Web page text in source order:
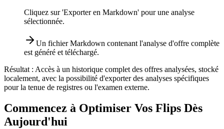
Cliquez sur 'Exporter en Markdown' pour une analyse
sélectionnée.
Un fichier Markdown contenant l'analyse d'offre complète
est généré et téléchargé.
Résultat : Accès à un historique complet des offres analysées, stocké
localement, avec la possibilité d'exporter des analyses spécifiques
pour la tenue de registres ou l'examen externe.
Commencez à Optimiser Vos Flips Dès
Aujourd'hui